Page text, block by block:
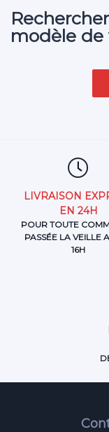
modèle de
LIVRAISON
EN 24H
POUR TOUTE
PASSÉE LA VEILLE
16H